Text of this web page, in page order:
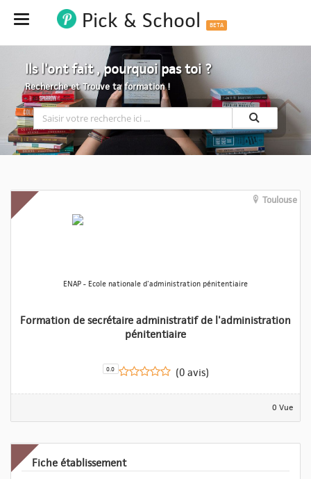
Hide Pick & School BETA
Ils l'ont fait , pourquoi pas toi ?
Recherche et Trouve ta formation !
Toulouse
ENAP - Ecole nationale d'administration pénitentiaire
Formation de secrétaire administratif de l'administration
pénitentiaire
0.0 (0 avis)
0 Vue
Fiche établissement